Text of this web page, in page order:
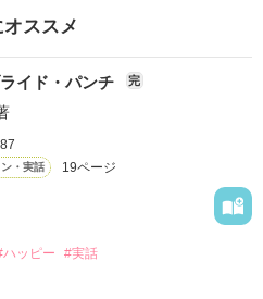
ススメ
イド・パンチ 完
・実話 19ページ
ハッピー #実話